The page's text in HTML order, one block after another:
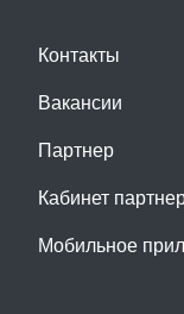
Контакты
Вакансии
Партнер
Кабинет
Мобильное